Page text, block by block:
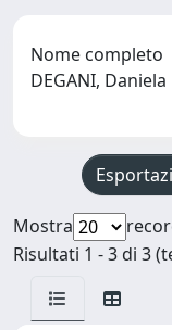
Nome completo
DEGANI, Daniela
Mostra
Risultati 1 - 3 di 3